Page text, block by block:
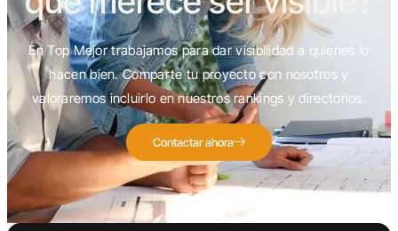
En Top Mejor trabajamos para dar visibilidad a quienes lo
hacen bien. Comparte tu proyecto con nosotros y
valoraremos incluirlo en nuestros rankings y directorios.
Contactar ahora